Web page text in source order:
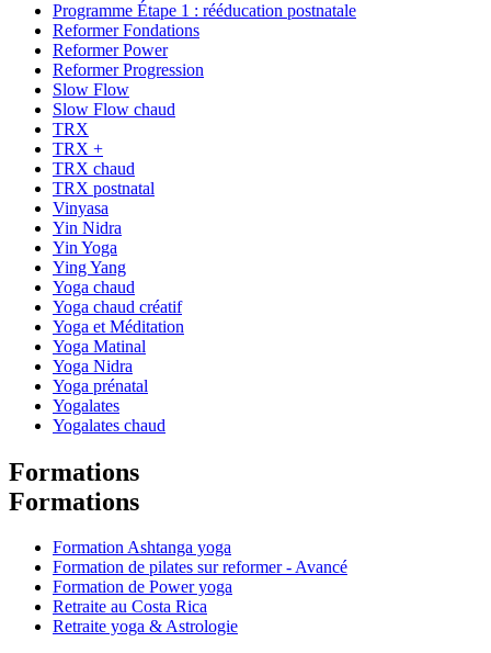
Programme Étape 1 : rééducation postnatale
Reformer Fondations
Reformer Power
Reformer Progression
Slow Flow
Slow Flow chaud
TRX
TRX +
TRX chaud
TRX postnatal
Vinyasa
Yin Nidra
Yin Yoga
Ying Yang
Yoga chaud
Yoga chaud créatif
Yoga et Méditation
Yoga Matinal
Yoga Nidra
Yoga prénatal
Yogalates
Yogalates chaud
Formations
Formations
Formation Ashtanga yoga
Formation de pilates sur reformer - Avancé
Formation de Power yoga
Retraite au Costa Rica
Retraite yoga & Astrologie